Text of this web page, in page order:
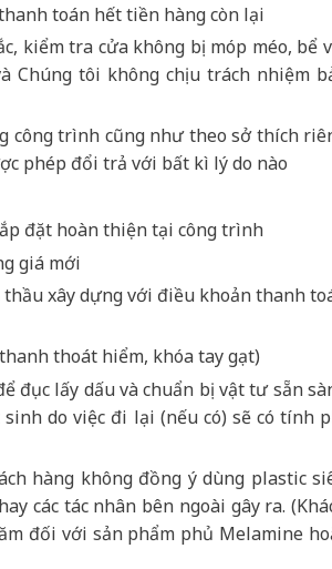
toán hết tiền hàng còn lại
kiểm tra cửa không bị móp méo, bể
Chúng tôi không chịu trách nhiệm
công trình cũng như theo sở thích
phép đổi trả với bất kì lý do nào
đặt hoàn thiện tại công trình
giá mới
xây dựng với điều khoản thanh
thoát hiểm, khóa tay gạt)
đục lấy dấu và chuẩn bị vật tư sẵn
do việc đi lại (nếu có) sẽ có tính
hàng không đồng ý dùng plastic
các tác nhân bên ngoài gây ra.
đối với sản phẩm phủ Melamine